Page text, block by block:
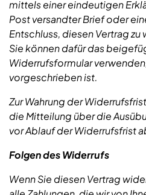
mittels einer eindeutigen
Post versandter Brief oder
Entschluss, diesen Vertrag
Sie können dafür das
Widerrufsformular
vorgeschrieben ist.
Zur Wahrung der
die Mitteilung über die
vor Ablauf der Widerrufsfrist
Folgen des Widerrufs
Wenn Sie diesen Vertrag